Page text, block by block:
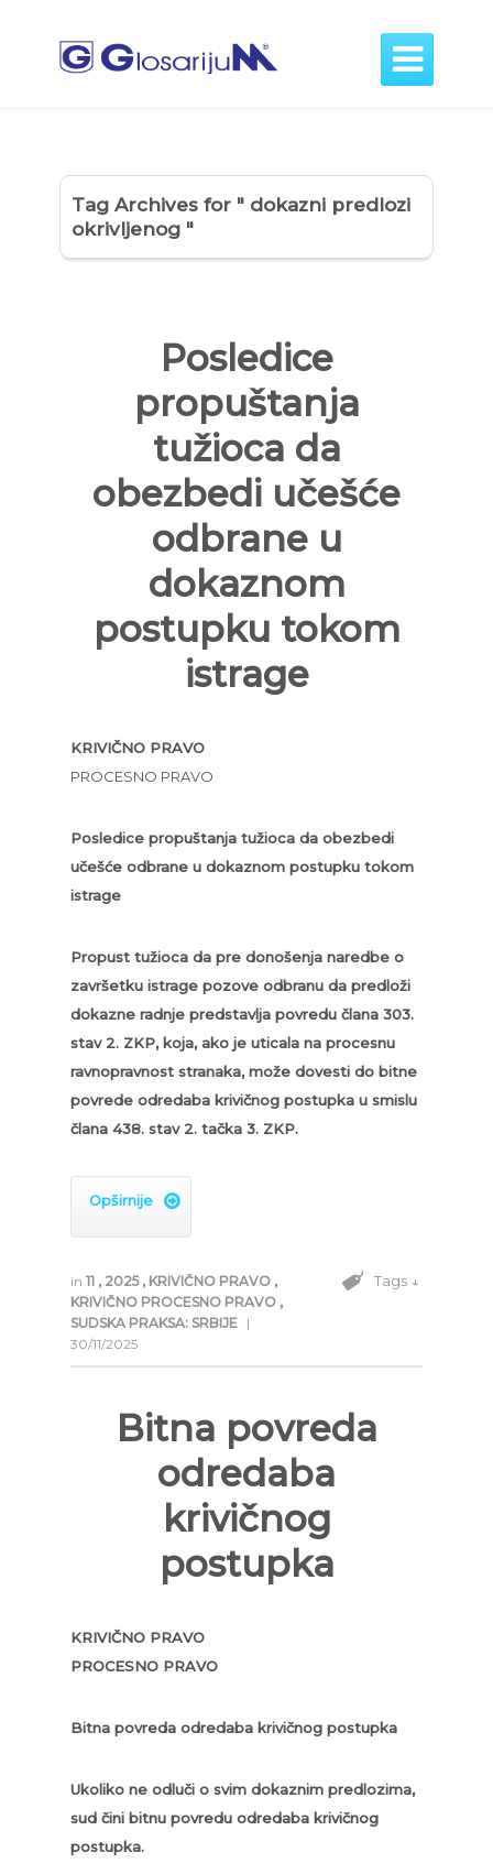

Tag Archives for " dokazni predlozi
okrivljenog "
Posledice
propuštanja
tužioca da
obezbedi učešće
odbrane u
dokaznom
postupku tokom
istrage
KRIVIČNO PRAVO
PROCESNO PRAVO
Posledice propuštanja tužioca da obezbedi
učešće odbrane u dokaznom postupku tokom
istrage
Propust tužioca da pre donošenja naredbe o
završetku istrage pozove odbranu da predloži
dokazne radnje predstavlja povredu člana 303.
stav 2. ZKP, koja, ako je uticala na procesnu
ravnopravnost stranaka, može dovesti do bitne
povrede odredaba krivičnog postupka u smislu
člana 438. stav 2. tačka 3. ZKP.
Opširnije 
in 11 , 2025 , KRIVIČNO PRAVO ,
KRIVIČNO PROCESNO PRAVO ,
SUDSKA PRAKSA: SRBIJE |
30/11/2025
Tags ↓
Bitna povreda
odredaba
krivičnog
postupka
KRIVIČNO PRAVO
PROCESNO PRAVO
Bitna povreda odredaba krivičnog postupka
Ukoliko ne odluči o svim dokaznim predlozima,
sud čini bitnu povredu odredaba krivičnog
postupka.